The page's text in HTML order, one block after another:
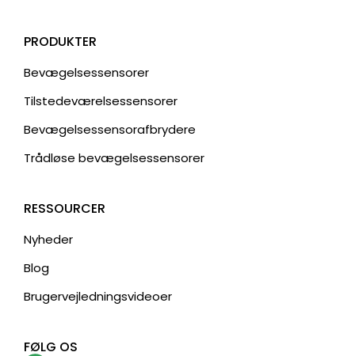
PRODUKTER
Bevægelsessensorer
Tilstedeværelsessensorer
Bevægelsessensorafbrydere
Trådløse bevægelsessensorer
RESSOURCER
Nyheder
Blog
Brugervejledningsvideoer
FØLG OS